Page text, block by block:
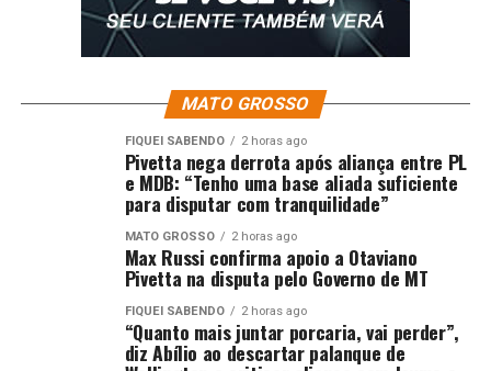
Já em Várzea Grande, nesta primeira
etapa foram entregues 325 registros de
imóveis de 891 títulos de propriedade já
finalizados no bairro Jardim Manaíra. A
cerimônia de entrega foi realizada na
segunda-feira (1º), na Escola Municipal de
Educação Básica (EMEB) Ednilson
Francisco Kolling.
A ação é resultado de uma parceria entre
Poder Judiciário, Prefeitura de Várzea
Grande, o Instituto de Terras de Mato
Grosso (Intermat) e a Assembleia
MATO GROSSO
FIQUEI SABENDO 2 horas ago
Pivetta nega derrota após aliança entre PL
e MDB: “Tenho uma base aliada suficiente
para disputar com tranquilidade”
MATO GROSSO 2 horas ago
Max Russi confirma apoio a Otaviano
Pivetta na disputa pelo Governo de MT
FIQUEI SABENDO 2 horas ago
“Quanto mais juntar porcaria, vai perder”,
diz Abílio ao descartar palanque de